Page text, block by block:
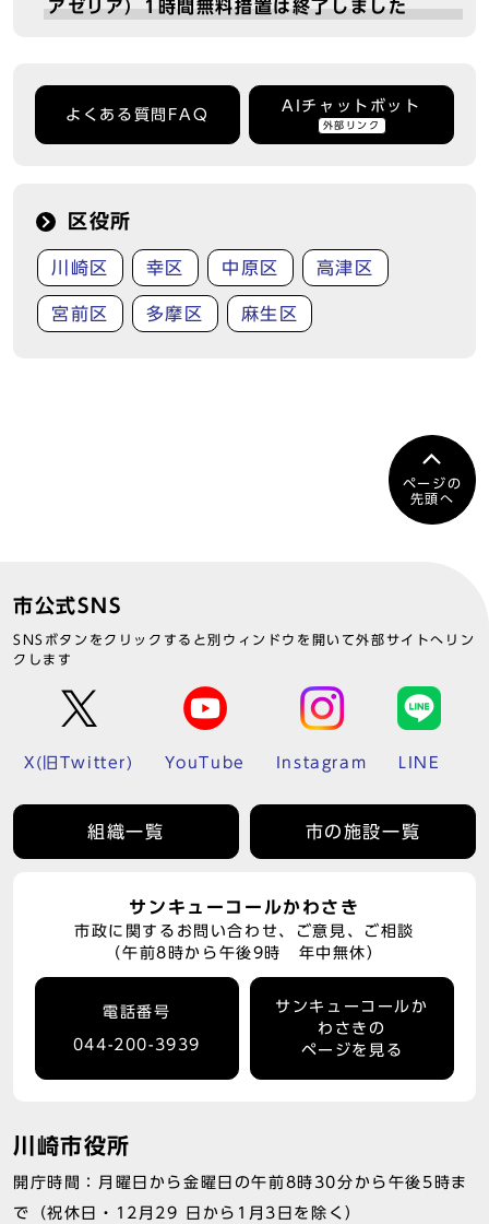
アゼリア）1時間無料措置は終了しました
よくある質問FAQ
AIチャットボット
外部リンク
区役所
川崎区 幸区 中原区 高津区
宮前区 多摩区 麻生区
ページの
先頭へ
市公式SNS
SNSボタンをクリックすると別ウィンドウを開いて外部サイトへリン
クします
X(旧Twitter) YouTube Instagram LINE
組織一覧 市の施設一覧
サンキューコールかわさき
市政に関するお問い合わせ、ご意見、ご相談
（午前8時から午後9時 年中無休）
電話番号
044-200-3939
サンキューコールか
わさきの
ページを見る
川崎市役所
開庁時間：月曜日から金曜日の午前8時30分から午後5時ま
で（祝休日・12月29 日から1月3日を除く）